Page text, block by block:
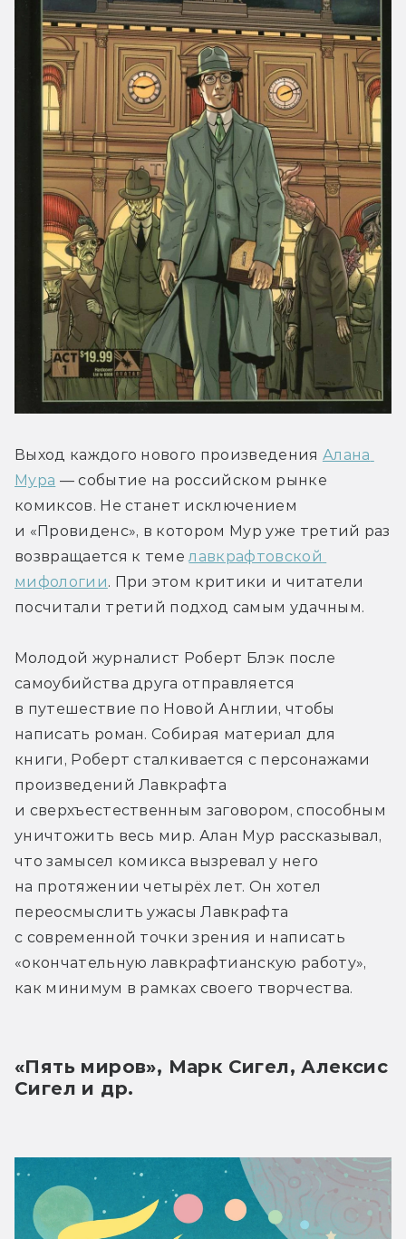
Выход каждого нового произведения Алана
Мура — событие на российском рынке
комиксов. Не станет исключением
и «Провиденс», в котором Мур уже третий раз
возвращается к теме лавкрафтовской
мифологии. При этом критики и читатели
посчитали третий подход самым удачным.
Молодой журналист Роберт Блэк после
самоубийства друга отправляется
в путешествие по Новой Англии, чтобы
написать роман. Собирая материал для
книги, Роберт сталкивается с персонажами
произведений Лавкрафта
и сверхъестественным заговором, способным
уничтожить весь мир. Алан Мур рассказывал,
что замысел комикса вызревал у него
на протяжении четырёх лет. Он хотел
переосмыслить ужасы Лавкрафта
с современной точки зрения и написать
«окончательную лавкрафтианскую работу»,
как минимум в рамках своего творчества.
«Пять миров», Марк Сигел, Алексис
Сигел и др.